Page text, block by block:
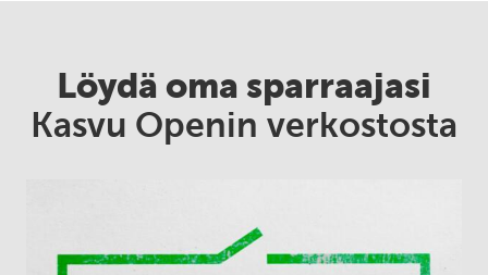
Löydä oma sparraajasi
Kasvu Openin verkostosta